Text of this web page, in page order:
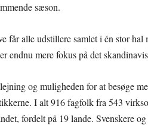
sæson.
får alle udstillere samlet i én stor
endnu mere fokus på det
og muligheden for at besøge
I alt 916 fagfolk fra 543
fordelt på 19 lande. Svenskere